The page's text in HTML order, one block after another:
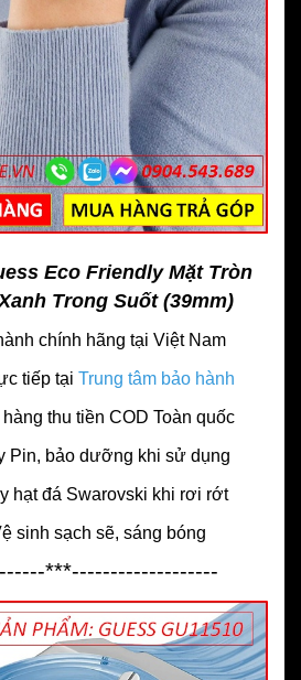
Eco Friendly Mặt Tròn
Trong Suốt (39mm)
chính hãng tại Việt Nam
tiếp tại Trung tâm bảo hành
thu tiền COD Toàn quốc
Pin, bảo dưỡng khi sử dụng
hạt đá Swarovski khi rơi rớt
sinh sạch sẽ, sáng bóng
***-------------------